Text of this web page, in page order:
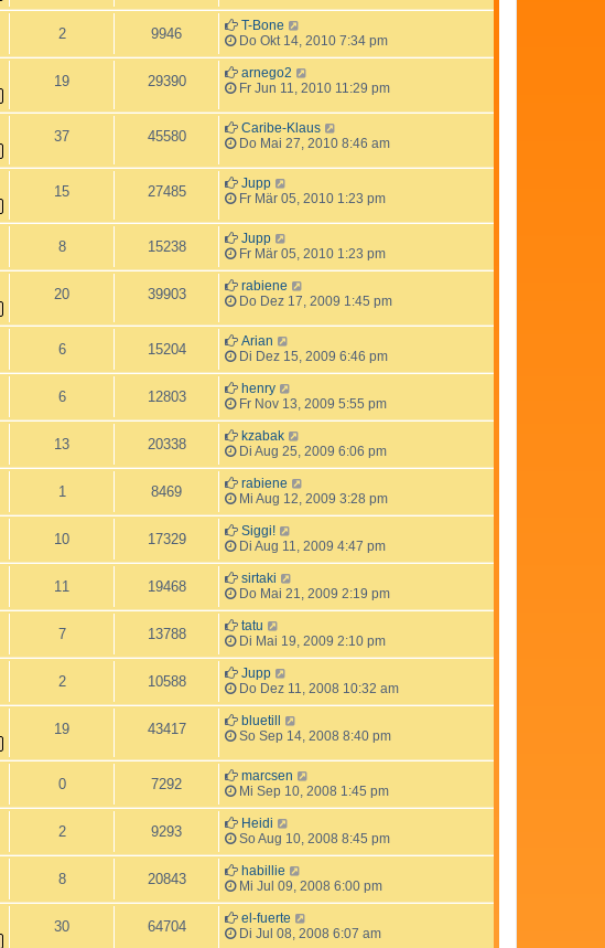
2 9946
T-Bone
Do Okt 14, 2010 7:34 pm
19 29390
arnego2
Fr Jun 11, 2010 11:29 pm
37 45580
Caribe-Klaus
Do Mai 27, 2010 8:46 am
15 27485
Jupp
Fr Mär 05, 2010 1:23 pm
8 15238
Jupp
Fr Mär 05, 2010 1:23 pm
20 39903
rabiene
Do Dez 17, 2009 1:45 pm
6 15204
Arian
Di Dez 15, 2009 6:46 pm
6 12803
henry
Fr Nov 13, 2009 5:55 pm
13 20338
kzabak
Di Aug 25, 2009 6:06 pm
1 8469
rabiene
Mi Aug 12, 2009 3:28 pm
10 17329
Siggi!
Di Aug 11, 2009 4:47 pm
11 19468
sirtaki
Do Mai 21, 2009 2:19 pm
7 13788
tatu
Di Mai 19, 2009 2:10 pm
2 10588
Jupp
Do Dez 11, 2008 10:32 am
19 43417
bluetill
So Sep 14, 2008 8:40 pm
0 7292
marcsen
Mi Sep 10, 2008 1:45 pm
2 9293
Heidi
So Aug 10, 2008 8:45 pm
8 20843
habillie
Mi Jul 09, 2008 6:00 pm
30 64704
el-fuerte
Di Jul 08, 2008 6:07 am